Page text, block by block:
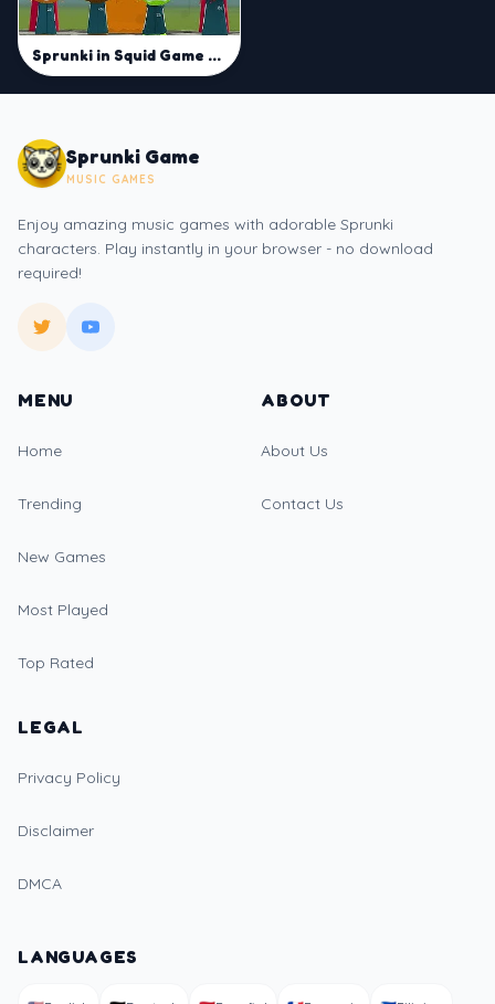
Sprunki in Squid Game Chamber
Sprunki Game
MUSIC GAMES
Enjoy amazing music games with adorable Sprunki
characters. Play instantly in your browser - no download
required!
MENU
Home
Trending
New Games
Most Played
Top Rated
ABOUT
About Us
Contact Us
LEGAL
Privacy Policy
Disclaimer
DMCA
LANGUAGES